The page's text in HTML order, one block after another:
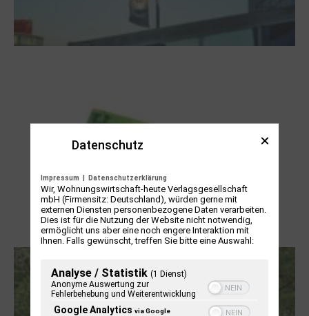
Letj fröögels
Datenschutz
Impressum Datenschutzerklärung
Wir, Wohnungswirtschaft-heute Verlagsgesellschaft
mbH (Firmensitz: Deutschland), würden gerne mit
externen Diensten personenbezogene Daten verarbeiten.
Dies ist für die Nutzung der Website nicht notwendig,
ermöglicht uns aber eine noch engere Interaktion mit
Ihnen. Falls gewünscht, treffen Sie bitte eine Auswahl:
Analyse / Statistik (1 Dienst)
Anonyme Auswertung zur
Fehlerbehebung und Weiterentwicklung
Google Analytics via Google